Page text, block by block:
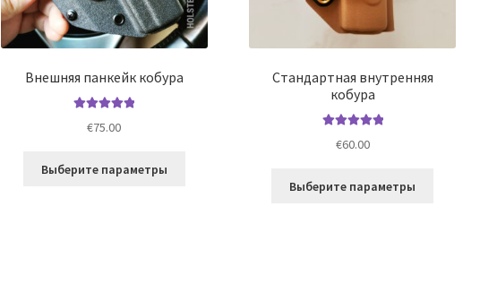
Внешняя панкейк кобура
из 5
€75.00
Выберите параметры
Стандартная внутренняя
кобура
из 5
€60.00
Выберите параметры